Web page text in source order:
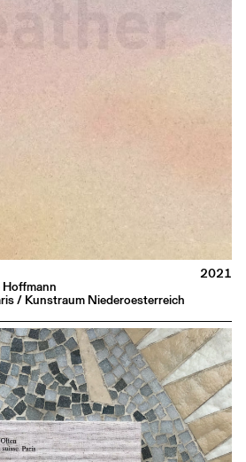
Hoffmann
/ Kunstraum Niederoesterreich
2021